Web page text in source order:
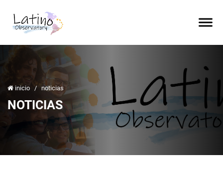
inicio / noticias
NOTICIAS